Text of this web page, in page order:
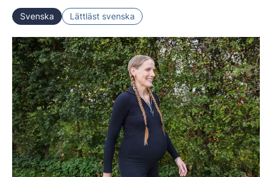
Svenska Lättläst svenska